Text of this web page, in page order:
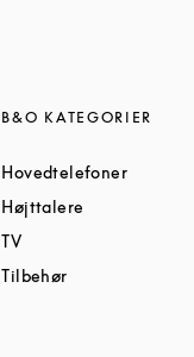
B&O KATEGORIER
HovedtelefonerLink
Højttalere Link Opens
TVLink Opens in New Tab
TilbehørLink Opens in